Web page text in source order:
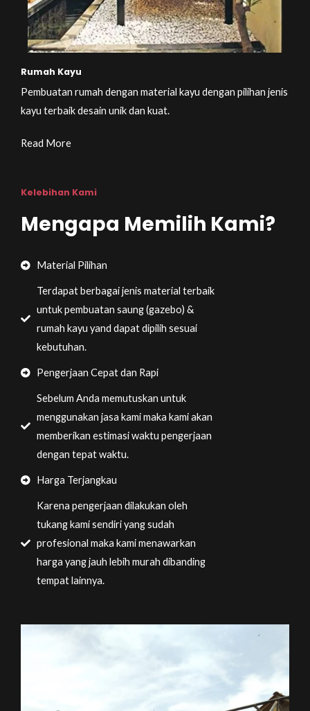
Rumah Kayu
Pembuatan rumah dengan material kayu dengan pilihan jenis
kayu terbaik desain unik dan kuat.
Read More
Kelebihan Kami
Mengapa Memilih Kami?
Material Pilihan
Terdapat berbagai jenis material terbaik
untuk pembuatan saung (gazebo) &
rumah kayu yand dapat dipilih sesuai
kebutuhan.
Pengerjaan Cepat dan Rapi
Sebelum Anda memutuskan untuk
menggunakan jasa kami maka kami akan
memberikan estimasi waktu pengerjaan
dengan tepat waktu.
Harga Terjangkau
Karena pengerjaan dilakukan oleh
tukang kami sendiri yang sudah
profesional maka kami menawarkan
harga yang jauh lebih murah dibanding
tempat lainnya.